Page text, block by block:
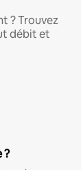
? Trouvez
débit et
?